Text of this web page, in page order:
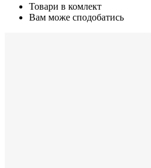
Товари в комлект
Вам може сподобатись